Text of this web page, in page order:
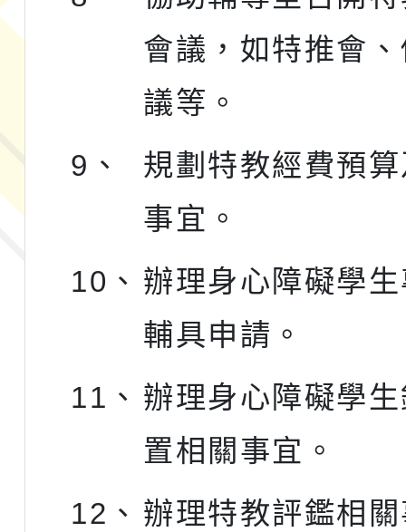
會議，如特推會
議等。
9、
規劃特教經費預
事宜。
10、 辦理身心障礙學
輔具申請。
11、 辦理身心障礙學
置相關事宜。
12、 辦理特教評鑑相